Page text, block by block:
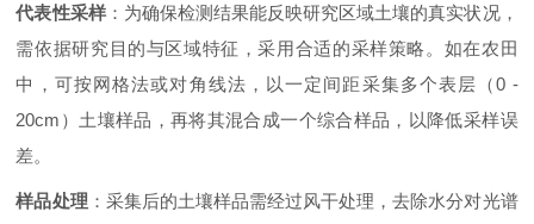
代表性采样：为确保检测结果能反映研究区域土壤的真实状况，
需依据研究目的与区域特征，采用合适的采样策略。如在农田
中，可按网格法或对角线法，以一定间距采集多个表层（0 -
20cm）土壤样品，再将其混合成一个综合样品，以降低采样误
差。
样品处理 ：采集后的土壤样品需经过风干处理，去除水分对光谱